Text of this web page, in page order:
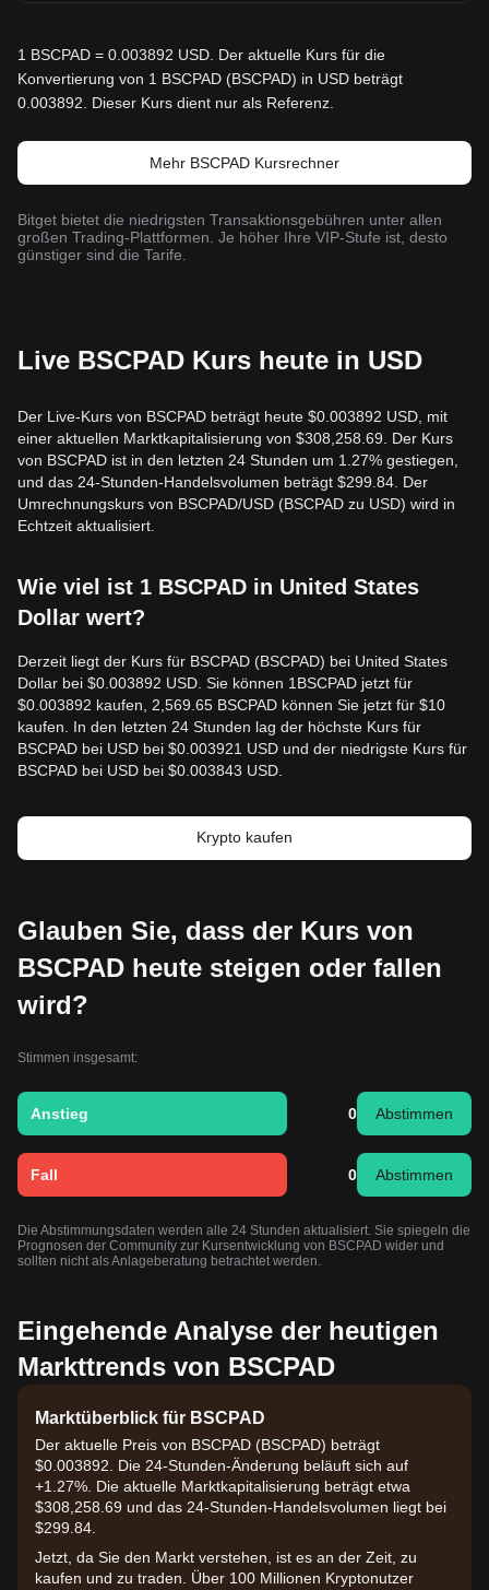
1 BSCPAD = 0.003892 USD. Der aktuelle Kurs für die
Konvertierung von 1 BSCPAD (BSCPAD) in USD beträgt
0.003892. Dieser Kurs dient nur als Referenz.
Mehr BSCPAD Kursrechner
Bitget bietet die niedrigsten Transaktionsgebühren unter allen
großen Trading-Plattformen. Je höher Ihre VIP-Stufe ist, desto
günstiger sind die Tarife.
Live BSCPAD Kurs heute in USD
Der Live-Kurs von BSCPAD beträgt heute $0.003892 USD, mit
einer aktuellen Marktkapitalisierung von $308,258.69. Der Kurs
von BSCPAD ist in den letzten 24 Stunden um 1.27% gestiegen,
und das 24-Stunden-Handelsvolumen beträgt $299.84. Der
Umrechnungskurs von BSCPAD/USD (BSCPAD zu USD) wird in
Echtzeit aktualisiert.
Wie viel ist 1 BSCPAD in United States
Dollar wert?
Derzeit liegt der Kurs für BSCPAD (BSCPAD) bei United States
Dollar bei $0.003892 USD. Sie können 1BSCPAD jetzt für
$0.003892 kaufen, 2,569.65 BSCPAD können Sie jetzt für $10
kaufen. In den letzten 24 Stunden lag der höchste Kurs für
BSCPAD bei USD bei $0.003921 USD und der niedrigste Kurs für
BSCPAD bei USD bei $0.003843 USD.
Krypto kaufen
Glauben Sie, dass der Kurs von
BSCPAD heute steigen oder fallen
wird?
Stimmen insgesamt:
Anstieg 0 Abstimmen
Fall 0 Abstimmen
Die Abstimmungsdaten werden alle 24 Stunden aktualisiert. Sie spiegeln die
Prognosen der Community zur Kursentwicklung von BSCPAD wider und
sollten nicht als Anlageberatung betrachtet werden.
Eingehende Analyse der heutigen
Markttrends von BSCPAD
Marktüberblick für BSCPAD
Der aktuelle Preis von BSCPAD (BSCPAD) beträgt
$0.003892. Die 24-Stunden-Änderung beläuft sich auf
+1.27%. Die aktuelle Marktkapitalisierung beträgt etwa
$308,258.69 und das 24-Stunden-Handelsvolumen liegt bei
$299.84.
Jetzt, da Sie den Markt verstehen, ist es an der Zeit, zu
kaufen und zu traden. Über 100 Millionen Kryptonutzer